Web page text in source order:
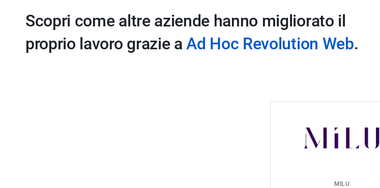
Scopri come altre aziende hanno migliorato il
proprio lavoro grazie aAd Hoc Revolution Web.
MILU